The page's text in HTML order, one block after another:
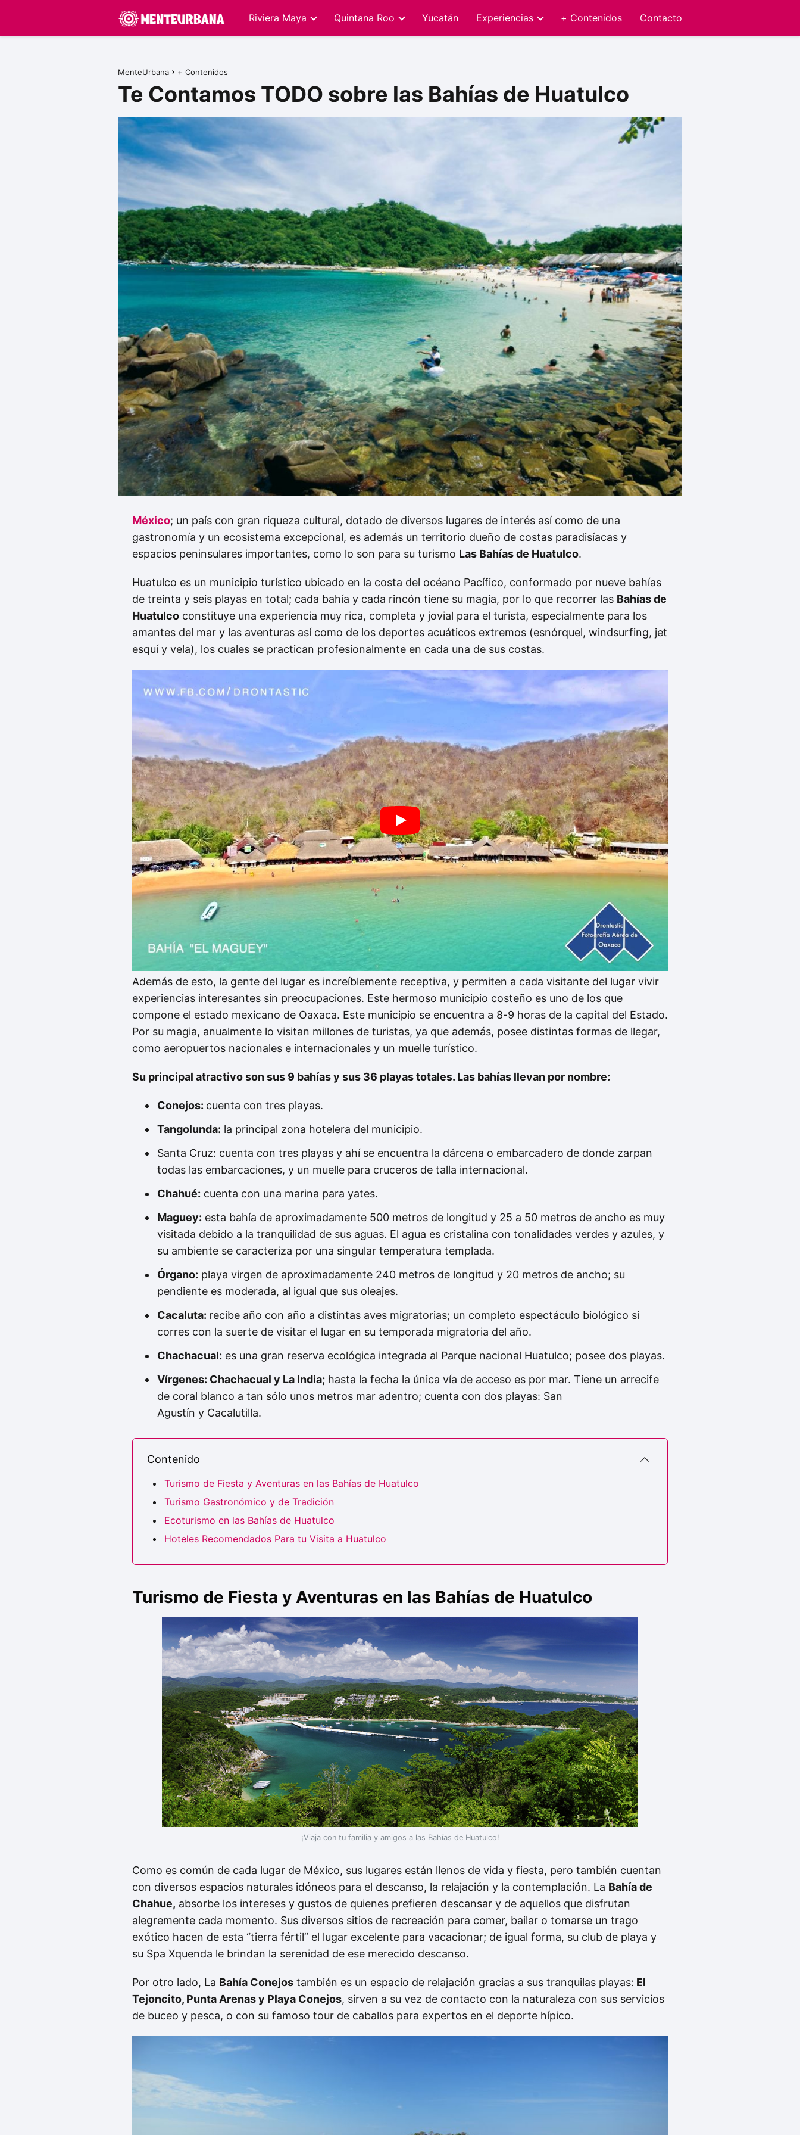
Riviera Maya Quintana Roo Yucatán Experiencias + Contenidos Contacto
MenteUrbana + Contenidos
Te Contamos TODO sobre las Bahías de Huatulco
México; un país con gran riqueza cultural, dotado de diversos lugares de interés así como de una
gastronomía y un ecosistema excepcional, es además un territorio dueño de costas paradisíacas y
espacios peninsulares importantes, como lo son para su turismo Las Bahías de Huatulco.
Huatulco es un municipio turístico ubicado en la costa del océano Pacífico, conformado por nueve bahías
de treinta y seis playas en total; cada bahía y cada rincón tiene su magia, por lo que recorrer las Bahías de
Huatulco constituye una experiencia muy rica, completa y jovial para el turista, especialmente para los
amantes del mar y las aventuras así como de los deportes acuáticos extremos (esnórquel, windsurfing, jet
esquí y vela), los cuales se practican profesionalmente en cada una de sus costas.
Además de esto, la gente del lugar es increíblemente receptiva, y permiten a cada visitante del lugar vivir
experiencias interesantes sin preocupaciones. Este hermoso municipio costeño es uno de los que
compone el estado mexicano de Oaxaca. Este municipio se encuentra a 8-9 horas de la capital del Estado.
Por su magia, anualmente lo visitan millones de turistas, ya que además, posee distintas formas de llegar,
como aeropuertos nacionales e internacionales y un muelle turístico.
Su principal atractivo son sus 9 bahías y sus 36 playas totales. Las bahías llevan por nombre:
Conejos: cuenta con tres playas.
Tangolunda: la principal zona hotelera del municipio.
Santa Cruz: cuenta con tres playas y ahí se encuentra la dárcena o embarcadero de donde zarpan
todas las embarcaciones, y un muelle para cruceros de talla internacional.
Chahué: cuenta con una marina para yates.
Maguey: esta bahía de aproximadamente 500 metros de longitud y 25 a 50 metros de ancho es muy
visitada debido a la tranquilidad de sus aguas. El agua es cristalina con tonalidades verdes y azules, y
su ambiente se caracteriza por una singular temperatura templada.
Órgano: playa virgen de aproximadamente 240 metros de longitud y 20 metros de ancho; su
pendiente es moderada, al igual que sus oleajes.
Cacaluta: recibe año con año a distintas aves migratorias; un completo espectáculo biológico si
corres con la suerte de visitar el lugar en su temporada migratoria del año.
Chachacual: es una gran reserva ecológica integrada al Parque nacional Huatulco; posee dos playas.
Vírgenes: Chachacual y La India; hasta la fecha la única vía de acceso es por mar. Tiene un arrecife
de coral blanco a tan sólo unos metros mar adentro; cuenta con dos playas: San
Agustín y Cacalutilla.
Contenido
Turismo de Fiesta y Aventuras en las Bahías de Huatulco
Turismo Gastronómico y de Tradición
Ecoturismo en las Bahías de Huatulco
Hoteles Recomendados Para tu Visita a Huatulco
Turismo de Fiesta y Aventuras en las Bahías de Huatulco
¡Viaja con tu familia y amigos a las Bahías de Huatulco!
Como es común de cada lugar de México, sus lugares están llenos de vida y fiesta, pero también cuentan
con diversos espacios naturales idóneos para el descanso, la relajación y la contemplación. La Bahía de
Chahue, absorbe los intereses y gustos de quienes prefieren descansar y de aquellos que disfrutan
alegremente cada momento. Sus diversos sitios de recreación para comer, bailar o tomarse un trago
exótico hacen de esta “tierra fértil” el lugar excelente para vacacionar; de igual forma, su club de playa y
su Spa Xquenda le brindan la serenidad de ese merecido descanso.
Por otro lado, La Bahía Conejos también es un espacio de relajación gracias a sus tranquilas playas: El
Tejoncito, Punta Arenas y Playa Conejos, sirven a su vez de contacto con la naturaleza con sus servicios
de buceo y pesca, o con su famoso tour de caballos para expertos en el deporte hípico.